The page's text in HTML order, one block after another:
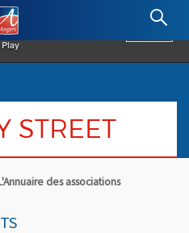
Angers.fr : Retour à l'accueil
STREET
des associations